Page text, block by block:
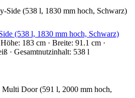
(538 l, 1830 mm hoch, Schwarz)
183 cm · Breite: 91.1 cm ·
· Gesamtnutzinhalt: 538 l